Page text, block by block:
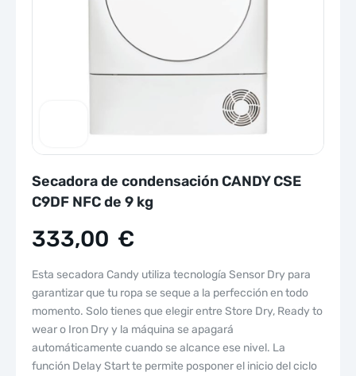
Secadora de condensación CANDY CSE
C9DF NFC de 9 kg
333,00 €
Esta secadora Candy utiliza tecnología Sensor Dry para
garantizar que tu ropa se seque a la perfección en todo
momento. Solo tienes que elegir entre Store Dry, Ready to
wear o Iron Dry y la máquina se apagará
automáticamente cuando se alcance ese nivel. La
función Delay Start te permite posponer el inicio del ciclo